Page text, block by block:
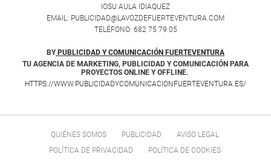
IOSU AULA IDIAQUEZ
EMAIL: PUBLICIDAD@LAVOZDEFUERTEVENTURA.COM
TELÉFONO: 682 75 79 05
BY PUBLICIDAD Y COMUNICACIÓN FUERTEVENTURA
TU AGENCIA DE MARKETING, PUBLICIDAD Y COMUNICACIÓN PARA
PROYECTOS ONLINE Y OFFLINE.
HTTPS://WWW.PUBLICIDADYCOMUNICACIONFUERTEVENTURA.ES/
QUIÉNES SOMOS PUBLICIDAD
AVISO LEGAL
POLÍTICA DE PRIVACIDAD
POLÍTICA DE COOKIES